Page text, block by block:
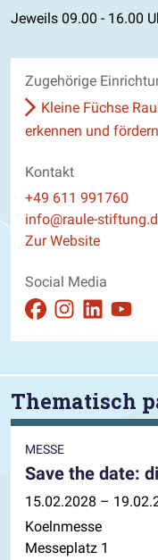
Jeweils 09.00 - 16.00
Zugehörige
Kleine Füchse
erkennen und fördern
Kontakt
Telefon
+49 611 991760
E-Mail
info@raule-
Website
Zur Website
Social Media
Auftritt auf Facebook
Auftritt auf
Auftritt auf
Auftritt
Thematisch
MESSE
Save the date:
15.02.2028 –
Koelnmesse
Messeplatz 1